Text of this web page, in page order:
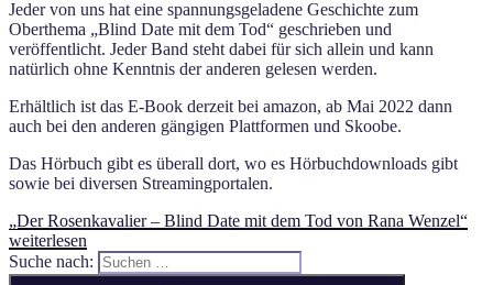
Jeder von uns hat eine spannungsgeladene Geschichte zum
Oberthema „Blind Date mit dem Tod“ geschrieben und
veröffentlicht. Jeder Band steht dabei für sich allein und kann
natürlich ohne Kenntnis der anderen gelesen werden.
Erhältlich ist das E-Book derzeit bei amazon, ab Mai 2022 dann
auch bei den anderen gängigen Plattformen und Skoobe.
Das Hörbuch gibt es überall dort, wo es Hörbuchdownloads gibt
sowie bei diversen Streamingportalen.
„Der Rosenkavalier – Blind Date mit dem Tod von Rana Wenzel“
weiterlesen
Suche nach: